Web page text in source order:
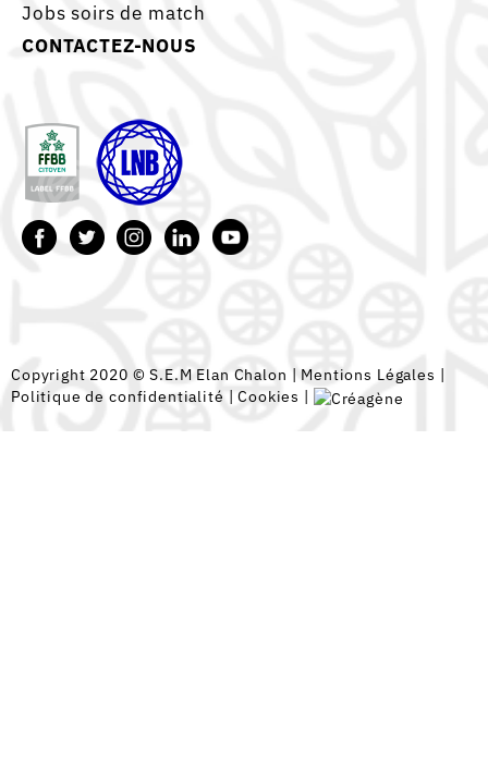
Jobs soirs de match
CONTACTEZ-NOUS
Copyright 2020 © S.E.M Elan Chalon | Mentions Légales |
Politique de confidentialité |Cookies |